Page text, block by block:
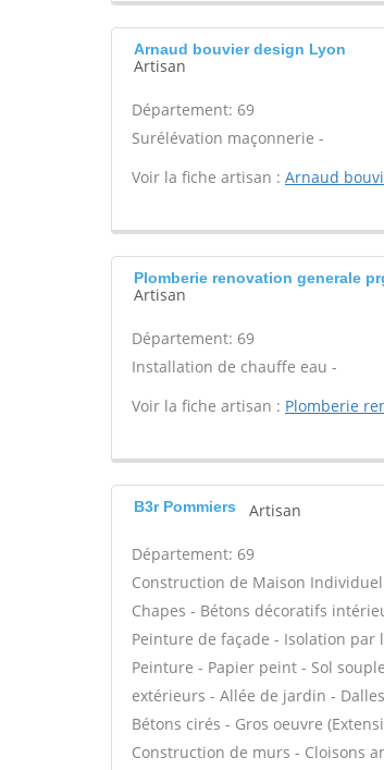
Arnaud bouvier design Lyon
Artisan
Département: 69
Surélévation maçonnerie -
Voir la fiche artisan : Arnaud
Plomberie renovation generale
Artisan
Département: 69
Installation de chauffe eau -
Voir la fiche artisan : Plomberie
B3r Pommiers Artisan
Département: 69
Construction de Maison
Chapes - Bétons décoratifs
Peinture de façade - Isolation par
Peinture - Papier peint - Sol
extérieurs - Allée de jardin -
Bétons cirés - Gros oeuvre
Construction de murs - Cloisons